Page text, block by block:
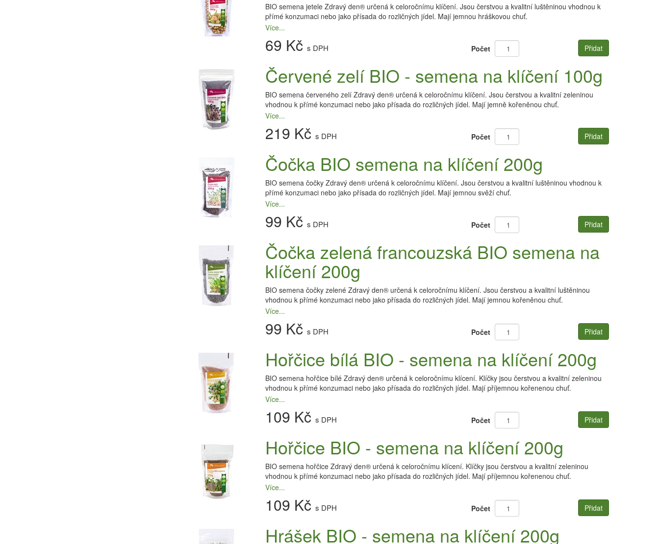
BIO semena jetele Zdravý den® určená k celoročnímu klíčení. Jsou čerstvou a kvalitní luštěninou vhodnou k
přímé konzumaci nebo jako přísada do rozličných jídel. Mají jemnou hráškovou chuť.
Více...
69 Kč s DPH Počet Přidat
Červené zelí BIO - semena na klíčení 100g
BIO semena červeného zelí Zdravý den® určená k celoročnímu klíčení. Jsou čerstvou a kvalitní zeleninou
vhodnou k přímé konzumaci nebo jako přísada do rozličných jídel. Mají jemně kořeněnou chuť.
Více...
219 Kč s DPH Počet Přidat
Čočka BIO semena na klíčení 200g
BIO semena čočky Zdravý den® určená k celoročnímu klíčení. Jsou čerstvou a kvalitní luštěninou vhodnou k
přímé konzumaci nebo jako přísada do rozličných jídel. Mají jemnou svěží chuť.
Více...
99 Kč s DPH Počet Přidat
Čočka zelená francouzská BIO semena na
klíčení 200g
BIO semena čočky zelené Zdravý den® určená k celoročnímu klíčení. Jsou čerstvou a kvalitní luštěninou
vhodnou k přímé konzumaci nebo jako přísada do rozličných jídel. Mají jemnou kořeněnou chuť.
Více...
99 Kč s DPH Počet Přidat
Hořčice bílá BIO - semena na klíčení 200g
BIO semena hořčice bílé Zdravý den® určená k celoročnímu klícení. Klíčky jsou čerstvou a kvalitní zeleninou
vhodnou k přímé konzumaci nebo jako přísada do rozličných jídel. Mají příjemnou kořenenou chuť.
Více...
109 Kč s DPH Počet Přidat
Hořčice BIO - semena na klíčení 200g
BIO semena hořčice Zdravý den® určená k celoročnímu klícení. Klíčky jsou čerstvou a kvalitní zeleninou
vhodnou k přímé konzumaci nebo jako přísada do rozličných jídel. Mají příjemnou kořenenou chuť.
Více...
109 Kč s DPH Počet Přidat
Hrášek BIO - semena na klíčení 200g